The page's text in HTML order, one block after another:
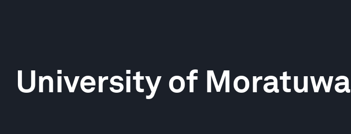
University of Moratuwa